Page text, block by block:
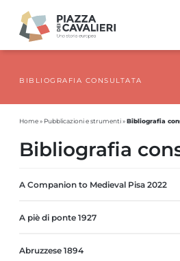
PUBBLICAZIONI E
BIBLIOGRAFIA CONSULTATA
Home» Pubblicazioni e strumenti»Bibliografia
Bibliografia
A Companion to Medieval Pisa 2022
A piè di ponte 1927
Abruzzese 1894